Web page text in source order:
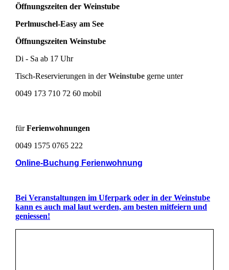
Öffnungszeiten der Weinstube
Perlmuschel-Easy am See
Öffnungszeiten Weinstube
Di - Sa ab 17 Uhr
Tisch-Reservierungen in derWeinstube gerne unter
0049 173 710 72 60 mobil
fürFerienwohnungen
0049 1575 0765 222
Online-Buchung Ferienwohnung
Bei Veranstaltungen im Uferpark oder in der Weinstube
kann es auch mal laut werden, am besten mitfeiern und
geniessen!